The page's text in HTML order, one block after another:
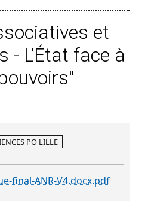
et
- L’État face à
PO LILLE
final-ANR-V4.docx.pdf